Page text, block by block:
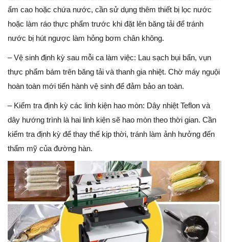
ẩm cao hoặc chứa nước, cần sử dụng thêm thiết bị lọc nước
hoặc làm ráo thực phẩm trước khi đặt lên băng tải để tránh
nước bị hút ngược làm hỏng bơm chân không.
– Vệ sinh định kỳ sau mỗi ca làm việc: Lau sạch bụi bẩn, vụn
thực phẩm bám trên băng tải và thanh gia nhiệt. Chờ máy nguội
hoàn toàn mới tiến hành vệ sinh để đảm bảo an toàn.
– Kiểm tra định kỳ các linh kiện hao mòn: Dây nhiệt Teflon và
dây hướng trình là hai linh kiện sẽ hao mòn theo thời gian. Cần
kiểm tra định kỳ để thay thế kịp thời, tránh làm ảnh hưởng đến
thẩm mỹ của đường hàn.